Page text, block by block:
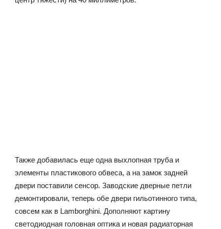
Также добавилась еще одна выхлопная труба и
элементы пластикового обвеса, а на замок задней
двери поставили сенсор. Заводские дверные петли
демонтировали, теперь обе двери гильотинного типа,
совсем как в Lamborghini. Дополняют картину
светодиодная головная оптика и новая радиаторная